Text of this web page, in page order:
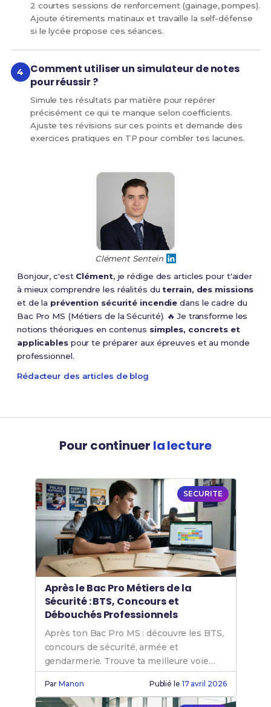
2 courtes sessions de renforcement (gainage, pompes).
Ajoute étirements matinaux et travaille la self-défense
si le lycée propose ces séances.
Comment utiliser un simulateur de notes
pour réussir ?
Simule tes résultats par matière pour repérer
précisément ce qui te manque selon coefficients.
Ajuste tes révisions sur ces points et demande des
exercices pratiques en TP pour combler tes lacunes.
Clément Sentein
Bonjour, c'est Clément, je rédige des articles pour t'aider
à mieux comprendre les réalités duterrain, des missions
et de la prévention sécurité incendie dans le cadre du
Bac Pro MS (Métiers de la Sécurité). 🔥 Je transforme les
notions théoriques en contenus simples, concrets et
applicablespour te préparer aux épreuves et au monde
professionnel.
Rédacteur des articles de blog
Pour continuer la lecture
SECURITE
Après le Bac Pro Métiers de la
Sécurité : BTS, Concours et
Débouchés Professionnels
Après ton Bac Pro MS : découvre les BTS,
concours de sécurité, armée et
gendarmerie. Trouve ta meilleure voie
professionnelle.
ParManon Publié le 17 avril 2026